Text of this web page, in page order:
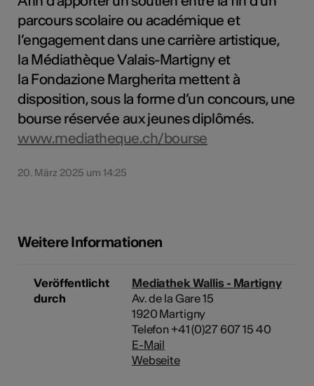
parcours scolaire ou académique et
l’engagement dans une carrière artistique,
la Médiathèque Valais-Martigny et
la Fondazione Margherita mettent à
disposition, sous la forme d’un concours, une
bourse réservée aux jeunes diplômés.
www.mediatheque.ch/bourse
20. März 2025 um 14:25
Weitere Informationen
Veröffentlicht
durch
Mediathek Wallis - Martigny
Av. de la Gare 15
1920 Martigny
Telefon +41 (0)27 607 15 40
E-Mail
Webseite